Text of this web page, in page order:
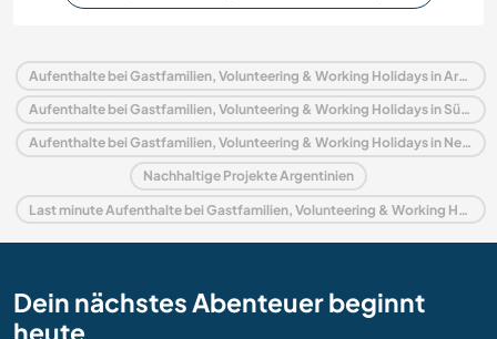
Aufenthalte bei Gastfamilien, Volunteering & Working Holidays in Argentinien
Aufenthalte bei Gastfamilien, Volunteering & Working Holidays in Südamerika
Aufenthalte bei Gastfamilien, Volunteering & Working Holidays in Neuquen
Nachhaltige Projekte Argentinien
Last minute Aufenthalte bei Gastfamilien, Volunteering & Working Holidays in Argentinien
Dein nächstes Abenteuer beginnt
heute